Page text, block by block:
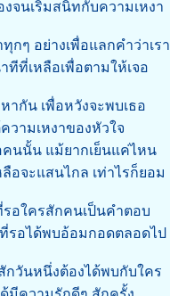
งจนเริ่มสนิทกับความเหงา
กๆ อย่างเพื่อแลกคำว่าเรา
ทีที่เหลือเพื่อตามให้เจอ
หากัน เพื่อหวังจะพบเธอ
วามเหงาของหัวใจ
คนนั้น แม้ยากเย็นแค่ไหน
อจะแสนไกล เท่าไรก็ยอม
อใครสักคนเป็นคำตอบ
รอได้พบอ้อมกอดตลอดไป
กวันหนึ่งต้องได้พบกับใคร